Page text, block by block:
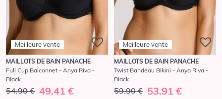
Meilleure vente
MAILLOTS DE BAIN PANACHE
Full Cup Balconnet - Anya Riva -
Black
54.90 € 49.41 €
Meilleure vente
MAILLOTS DE BAIN PANACHE
Twist Bandeau Bikini - Anya Riva -
Black
59.90 € 53.91 €